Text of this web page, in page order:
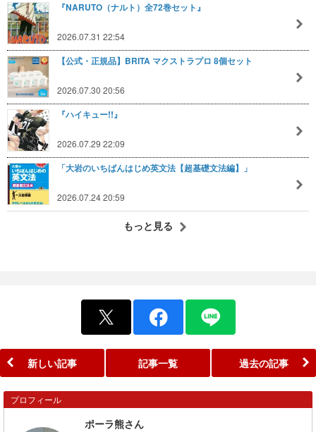
『NARUTO（ナルト）全72巻セット』
2026.07.31 22:54
【公式・正規品】BRITA マクストラプロ 8個セット
2026.07.30 20:56
『ハイキュー!!』
2026.07.29 22:09
「大岩のいちばんはじめ英文法【超基礎文法編】」
2026.07.24 20:59
もっと見る
新しい記事 記事一覧 過去の記事
プロフィール
ポーラ熊さん